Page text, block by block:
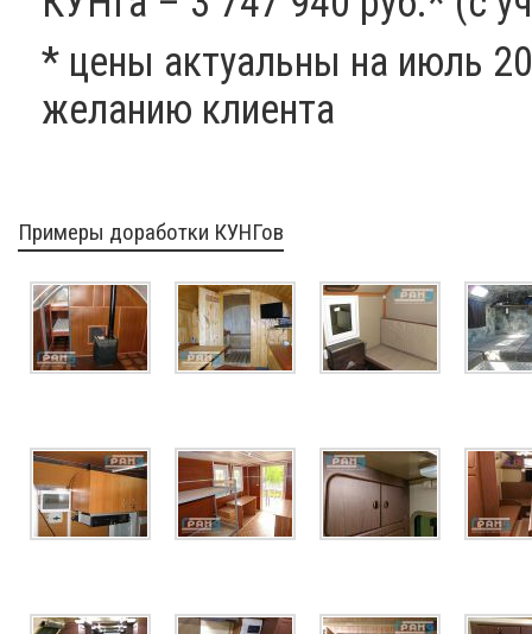
* цены актуальны на июль
желанию клиента
Примеры доработки КУНГов